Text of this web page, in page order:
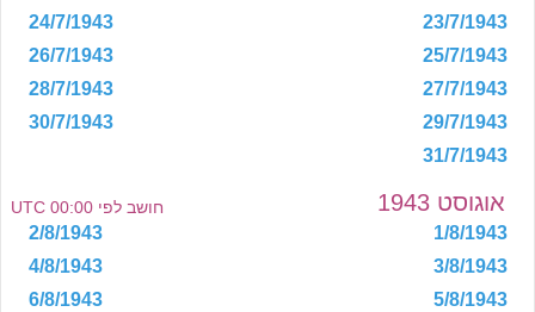
23/7/1943
24/7/1943
25/7/1943
26/7/1943
27/7/1943
28/7/1943
29/7/1943
30/7/1943
31/7/1943
אוגוסט 1943 חושב לפי 00:00 UTC
1/8/1943
2/8/1943
3/8/1943
4/8/1943
5/8/1943
6/8/1943